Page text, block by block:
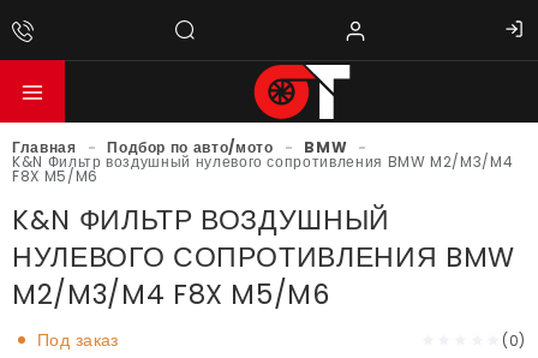
Главная - Подбор по авто/мото - BMW -
K&N Фильтр воздушный нулевого сопротивления BMW M2/M3/M4
F8X M5/M6
K&N ФИЛЬТР ВОЗДУШНЫЙ
НУЛЕВОГО СОПРОТИВЛЕНИЯ BMW
M2/M3/M4 F8X M5/M6
Под заказ (0)